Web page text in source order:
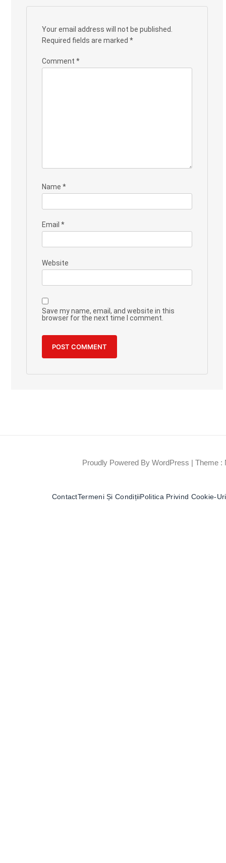
Your email address will not be published.
Required fields are marked*
Comment*
Name*
Email*
Website
Save my name, email, and website in this
browser for the next time I comment.
Proudly Powered By WordPress | Theme :
ContactTermeni Și CondițiiPolitica Privind Cookie-